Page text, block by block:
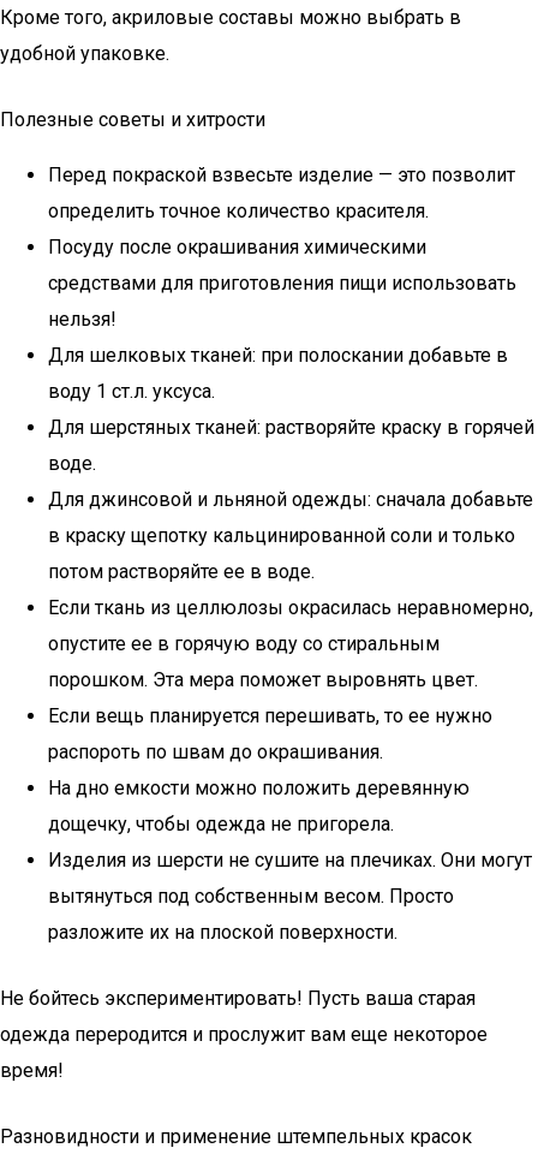
Кроме того, акриловые составы можно выбрать в
удобной упаковке.
Полезные советы и хитрости
Перед покраской взвесьте изделие — это позволит
определить точное количество красителя.
Посуду после окрашивания химическими
средствами для приготовления пищи использовать
нельзя!
Для шелковых тканей: при полоскании добавьте в
воду 1 ст.л. уксуса.
Для шерстяных тканей: растворяйте краску в горячей
воде.
Для джинсовой и льняной одежды: сначала добавьте
в краску щепотку кальцинированной соли и только
потом растворяйте ее в воде.
Если ткань из целлюлозы окрасилась неравномерно,
опустите ее в горячую воду со стиральным
порошком. Эта мера поможет выровнять цвет.
Если вещь планируется перешивать, то ее нужно
распороть по швам до окрашивания.
На дно емкости можно положить деревянную
дощечку, чтобы одежда не пригорела.
Изделия из шерсти не сушите на плечиках. Они могут
вытянуться под собственным весом. Просто
разложите их на плоской поверхности.
Не бойтесь экспериментировать! Пусть ваша старая
одежда переродится и прослужит вам еще некоторое
время!
Разновидности и применение штемпельных красок